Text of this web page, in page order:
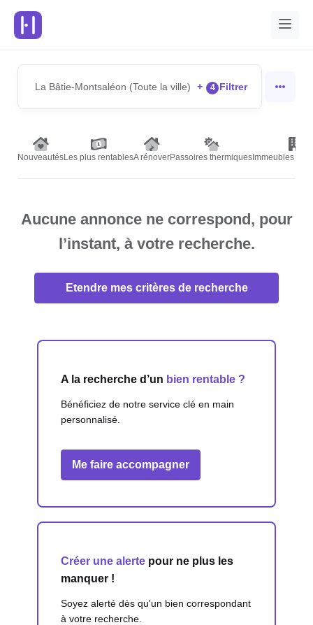
La Bâtie-Montsaléon (Toute la ville) + 4 Filtrer
NouveautésLes plus rentablesA rénoverPassoires thermiques Immeubles de
Aucune annonce ne correspond, pour
l’instant, à votre recherche.
Etendre mes critères de recherche
A la recherche d’un bien rentable ?
Bénéficiez de notre service clé en main
personnalisé.
Me faire accompagner
Créer une alerte pour ne plus les
manquer !
Soyez alerté dès qu'un bien correspondant
à votre recherche.